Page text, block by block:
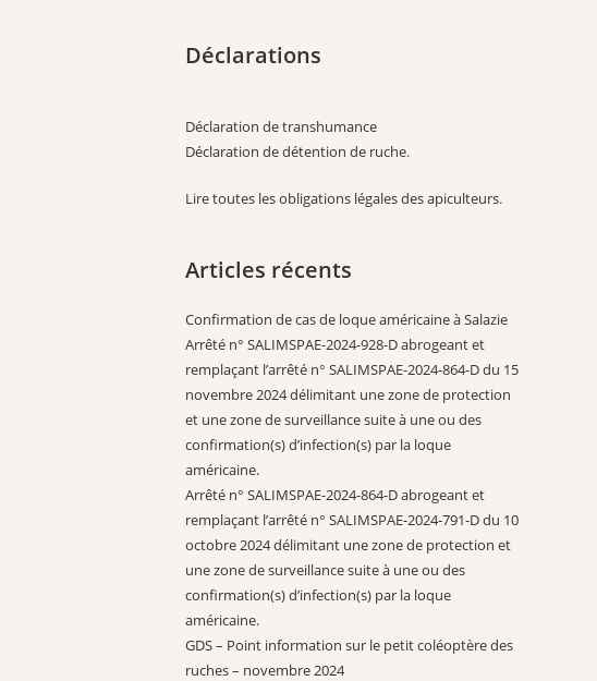
Déclarations
Déclaration de transhumance
Déclaration de détention de ruche.
Lire toutes les obligations légales des apiculteurs.
Articles récents
Confirmation de cas de loque américaine à Salazie
Arrêté n° SALIMSPAE-2024-928-D abrogeant et
remplaçant l’arrêté n° SALIMSPAE-2024-864-D du 15
novembre 2024 délimitant une zone de protection
et une zone de surveillance suite à une ou des
confirmation(s) d’infection(s) par la loque
américaine.
Arrêté n° SALIMSPAE-2024-864-D abrogeant et
remplaçant l’arrêté n° SALIMSPAE-2024-791-D du 10
octobre 2024 délimitant une zone de protection et
une zone de surveillance suite à une ou des
confirmation(s) d’infection(s) par la loque
américaine.
GDS – Point information sur le petit coléoptère des
ruches – novembre 2024